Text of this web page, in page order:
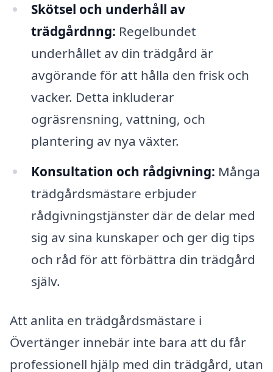
Skötsel och underhåll av
trädgårdnng: Regelbundet
underhållet av din trädgård är
avgörande för att hålla den frisk och
vacker. Detta inkluderar
ogräsrensning, vattning, och
plantering av nya växter.
Konsultation och rådgivning: Många
trädgårdsmästare erbjuder
rådgivningstjänster där de delar med
sig av sina kunskaper och ger dig tips
och råd för att förbättra din trädgård
själv.
Att anlita en trädgårdsmästare i
Övertänger innebär inte bara att du får
professionell hjälp med din trädgård, utan